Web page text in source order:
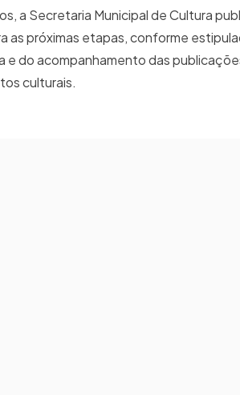
a Secretaria Municipal de Cultura
as próximas etapas, conforme
do acompanhamento das
culturais.